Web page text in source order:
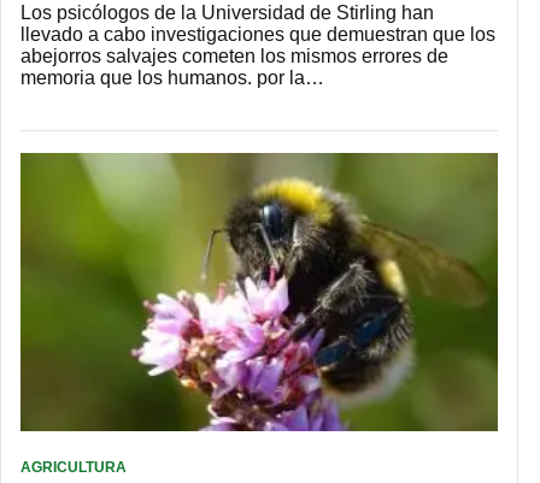
Los psicólogos de la Universidad de Stirling han
llevado a cabo investigaciones que demuestran que los
abejorros salvajes cometen los mismos errores de
memoria que los humanos. por la…
AGRICULTURA